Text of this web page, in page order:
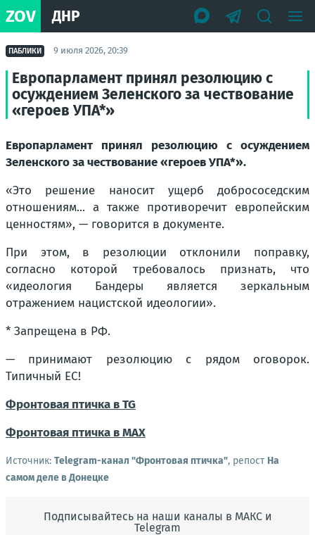
ZOV ДНР
ПАБЛИКИ 9 июля 2026, 20:39
Европарламент принял резолюцию с
осуждением Зеленского за чествование
«героев УПА*»
Европарламент принял резолюцию с осуждением
Зеленского за чествование «героев УПА*».
«Это решение наносит ущерб добрососедским
отношениям... а также противоречит европейским
ценностям», — говорится в документе.
При этом, в резолюции отклонили поправку,
согласно которой требовалось признать, что
«идеология Бандеры является зеркальным
отражением нацистской идеологии».
* Запрещена в РФ.
— принимают резолюцию с рядом оговорок.
Типичный ЕС!
Фронтовая птичка в TG
Фронтовая птичка в MAX
Источник: Telegram-канал "Фронтовая птичка", репост На
самом деле в Донецке
Подписывайтесь на наши каналы в МАКС и
Telegram